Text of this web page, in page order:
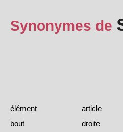
Synonymes de
élément
article
bout
droite